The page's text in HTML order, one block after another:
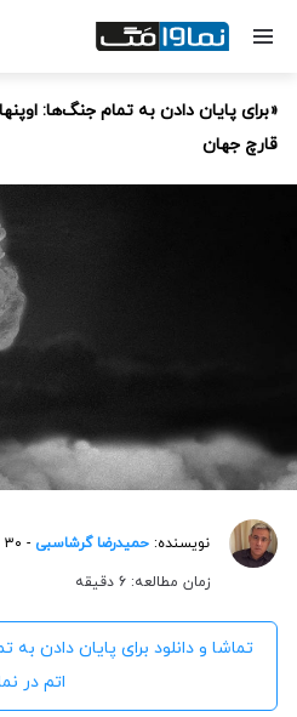
«برای پایان دادن به تمام جنگ‌ها:
قارچ جهان
نویسنده: حمیدرضا گرشاسبی - ۳۰ مرداد ۱۴۰۲ - ۱۱:۲۲ ق.ظ
زمان مطالعه: 6 دقیقه
تماشا و دانلود برای پایان دادن
اتم در